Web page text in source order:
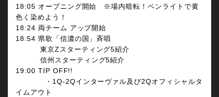
18:05 オープニング開始 ※場内暗転！ペンライトで黄
色く染めよう！
18:24 両チーム アップ開始
18:54 県歌「信濃の国」斉唱
東京Zスターティング5紹介
信州スターティング5紹介
19:00 TIP OFF!!
・1Q-2Qインターヴァル及び2Qオフィシャルタ
イムアウト